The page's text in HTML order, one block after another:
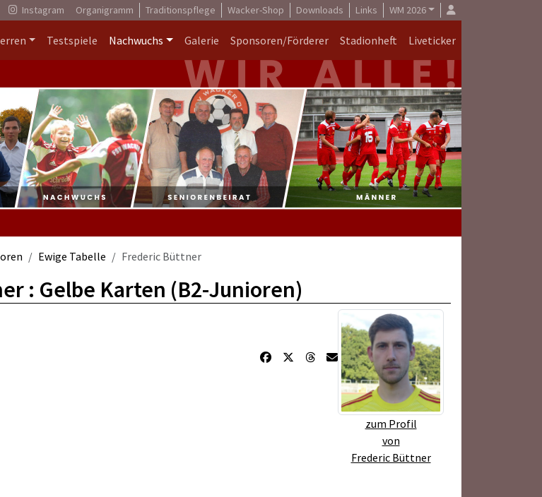
Instagram Organigramm Traditionspflege Wacker-Shop Downloads Links WM 2026
Testspiele Nachwuchs Galerie Sponsoren/Förderer Stadionheft Liveticker
Ewige Tabelle Frederic Büttner
: Gelbe Karten (B2-Junioren)
zum Profil
von
Frederic Büttner